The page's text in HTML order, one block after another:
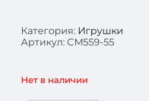
Категория: Игрушки
Артикул: CM559-55
Нет в наличии